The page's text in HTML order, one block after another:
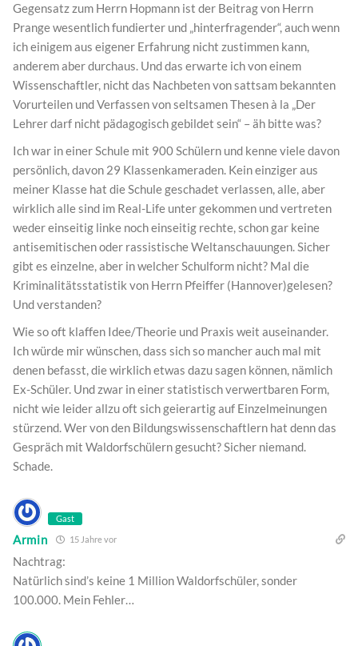
Gegensatz zum Herrn Hopmann ist der Beitrag von Herrn
Prange wesentlich fundierter und „hinterfragender“, auch wenn
ich einigem aus eigener Erfahrung nicht zustimmen kann,
anderem aber durchaus. Und das erwarte ich von einem
Wissenschaftler, nicht das Nachbeten von sattsam bekannten
Vorurteilen und Verfassen von seltsamen Thesen à la „Der
Lehrer darf nicht pädagogisch gebildet sein“ – äh bitte was?
Ich war in einer Schule mit 900 Schülern und kenne viele davon
persönlich, davon 29 Klassenkameraden. Kein einziger aus
meiner Klasse hat die Schule geschadet verlassen, alle, aber
wirklich alle sind im Real-Life unter gekommen und vertreten
weder einseitig linke noch einseitig rechte, schon gar keine
antisemitischen oder rassistische Weltanschauungen. Sicher
gibt es einzelne, aber in welcher Schulform nicht? Mal die
Kriminalitätsstatistik von Herrn Pfeiffer (Hannover)gelesen?
Und verstanden?
Wie so oft klaffen Idee/Theorie und Praxis weit auseinander.
Ich würde mir wünschen, dass sich so mancher auch mal mit
denen befasst, die wirklich etwas dazu sagen können, nämlich
Ex-Schüler. Und zwar in einer statistisch verwertbaren Form,
nicht wie leider allzu oft sich geierartig auf Einzelmeinungen
stürzend. Wer von den Bildungswissenschaftlern hat denn das
Gespräch mit Waldorfschülern gesucht? Sicher niemand.
Schade.
Gast
Armin 15 Jahre vor
Nachtrag:
Natürlich sind’s keine 1 Million Waldorfschüler, sonder
100.000. Mein Fehler…